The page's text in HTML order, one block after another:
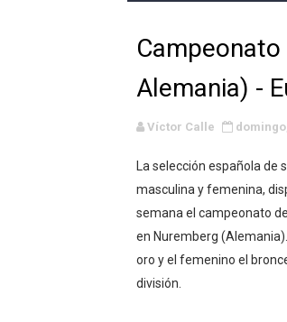
WWE
EFA y
Alemania) -
Víctor Calle
La selección española de
masculina y femenina,
semana el campeonato
en Nuremberg
oro y el femenino el
división.